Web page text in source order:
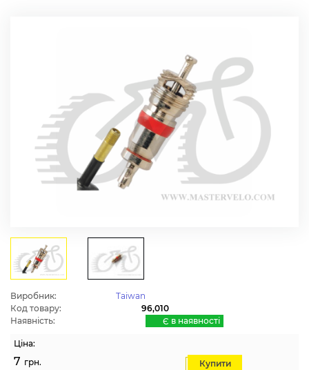
Виробник:
Taiwan
Код товару:
96,010
Наявність:
Є в наявності
Ціна:
7 грн. Купити